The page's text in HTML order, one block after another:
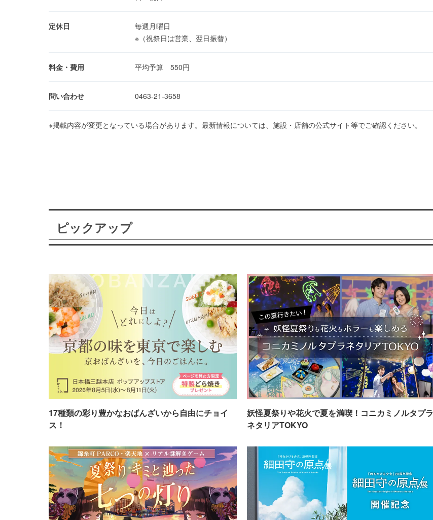
定休日
毎週月曜日
※（祝祭日は営業、翌日振替）
料金・費用 平均予算 550円
問い合わせ 0463-21-3658
※掲載内容が変更となっている場合があります。最新情報については、施設・店舗の公式サイト等でご確認ください。
ピックアップ
17種類の彩り豊かなおばんざいから自由にチョイ
ス！
妖怪夏祭りや花火で夏を満喫！コニカミノルタプラ
ネタリアTOKYO